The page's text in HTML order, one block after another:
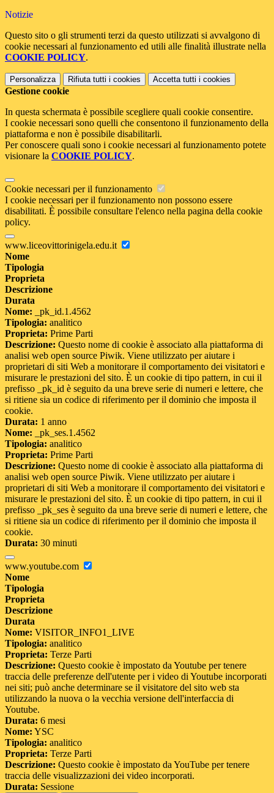
Notizie
Questo sito o gli strumenti terzi da questo utilizzati si avvalgono di
cookie necessari al funzionamento ed utili alle finalità illustrate nella
COOKIE POLICY.
Personalizza Rifiuta tutti i cookies Accetta tutti i cookies
Gestione cookie
In questa schermata è possibile scegliere quali cookie consentire.
I cookie necessari sono quelli che consentono il funzionamento della
piattaforma e non è possibile disabilitarli.
Per conoscere quali sono i cookie necessari al funzionamento potete
visionare la COOKIE POLICY.
Cookie necessari per il funzionamento
I cookie necessari per il funzionamento non possono essere
disabilitati. È possibile consultare l'elenco nella pagina della cookie
policy.
www.liceovittorinigela.edu.it
Nome
Tipologia
Proprieta
Descrizione
Durata
Nome: _pk_id.1.4562
Tipologia: analitico
Proprieta: Prime Parti
Descrizione: Questo nome di cookie è associato alla piattaforma di
analisi web open source Piwik. Viene utilizzato per aiutare i
proprietari di siti Web a monitorare il comportamento dei visitatori e
misurare le prestazioni del sito. È un cookie di tipo pattern, in cui il
prefisso _pk_id è seguito da una breve serie di numeri e lettere, che
si ritiene sia un codice di riferimento per il dominio che imposta il
cookie.
Durata: 1 anno
Nome: _pk_ses.1.4562
Tipologia: analitico
Proprieta: Prime Parti
Descrizione: Questo nome di cookie è associato alla piattaforma di
analisi web open source Piwik. Viene utilizzato per aiutare i
proprietari di siti Web a monitorare il comportamento dei visitatori e
misurare le prestazioni del sito. È un cookie di tipo pattern, in cui il
prefisso _pk_ses è seguito da una breve serie di numeri e lettere, che
si ritiene sia un codice di riferimento per il dominio che imposta il
cookie.
Durata: 30 minuti
www.youtube.com
Nome
Tipologia
Proprieta
Descrizione
Durata
Nome: VISITOR_INFO1_LIVE
Tipologia: analitico
Proprieta: Terze Parti
Descrizione: Questo cookie è impostato da Youtube per tenere
traccia delle preferenze dell'utente per i video di Youtube incorporati
nei siti; può anche determinare se il visitatore del sito web sta
utilizzando la nuova o la vecchia versione dell'interfaccia di
Youtube.
Durata: 6 mesi
Nome: YSC
Tipologia: analitico
Proprieta: Terze Parti
Descrizione: Questo cookie è impostato da YouTube per tenere
traccia delle visualizzazioni dei video incorporati.
Durata: Sessione